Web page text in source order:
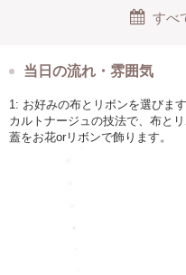
ペーパータオルケースとティッ
ース：ホワイト、アイボリー／皮
ゴミ箱は、濡れたペーパータオ
できることを考慮し、内部の処
たします！
すべ
当日の流れ・雰囲気
1: お好みの布とリボンを選びます
カルトナージュの技法で、布とリ
蓋をお花orリボンで飾ります。